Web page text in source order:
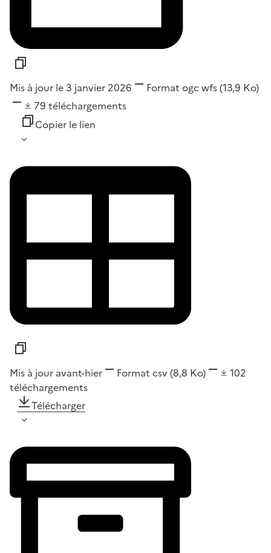
Mis à jour le 3 janvier 2026 Format ogc wfs(13,9 Ko)
79 téléchargements
Copier le lien
Mis à jour avant-hier Format csv(8,8 Ko)
102
téléchargements
Télécharger